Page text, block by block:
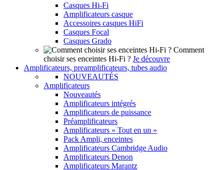
Casques Hi-Fi
Amplificateurs casque
Accessoires casques HiFi
Casques Focal
Casques Grado
Comment
choisir ses enceintes Hi-Fi ? Je découvre
Amplificateurs, preamplificateurs, tubes audio
NOUVEAUTÉS
Amplificateurs
Nouveautés
Amplificateurs intégrés
Amplificateurs de puissance
Préamplificateurs
Amplificateurs « Tout en un »
Pack Ampli, enceintes
Amplificateurs Cambridge Audio
Amplificateurs Denon
Amplificateurs Marantz